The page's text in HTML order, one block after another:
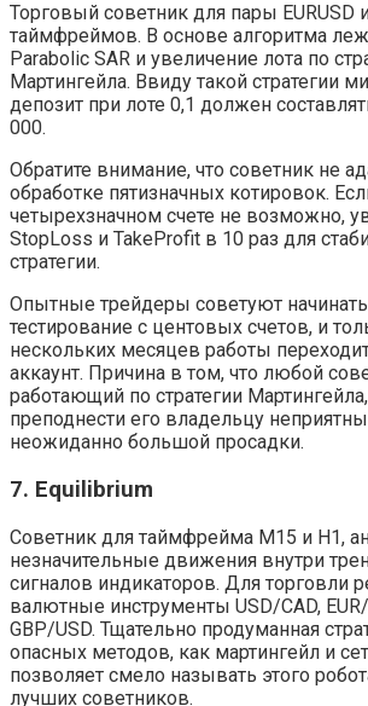
Торговый советник для пары EURUSD
таймфреймов. В основе алгоритма
Parabolic SAR и увеличение лота по
Мартингейла. Ввиду такой стратегии
депозит при лоте 0,1 должен
000.
Обратите внимание, что советник не
обработке пятизначных котировок.
четырехзначном счете не возможно,
StopLoss и TakeProfit в 10 раз для
стратегии.
Опытные трейдеры советуют
тестирование с центовых счетов, и
нескольких месяцев работы
аккаунт. Причина в том, что любой
работающий по стратегии
преподнести его владельцу
неожиданно большой просадки.
7. Equilibrium
Советник для таймфрейма М15 и H1,
незначительные движения внутри
сигналов индикаторов. Для торговли
валютные инструменты USD/CAD, EUR/
GBP/USD. Тщательно продуманная
опасных методов, как мартингейл и
позволяет смело называть этого
лучших советников.